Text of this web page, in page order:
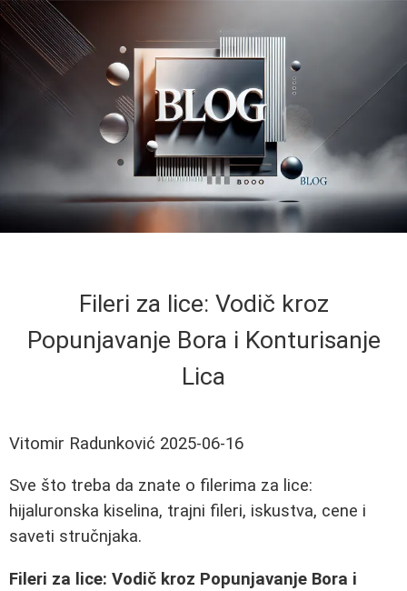
Fileri za lice: Vodič kroz
Popunjavanje Bora i Konturisanje
Lica
Vitomir Radunković 2025-06-16
Sve što treba da znate o filerima za lice:
hijaluronska kiselina, trajni fileri, iskustva, cene i
saveti stručnjaka.
Fileri za lice: Vodič kroz Popunjavanje Bora i